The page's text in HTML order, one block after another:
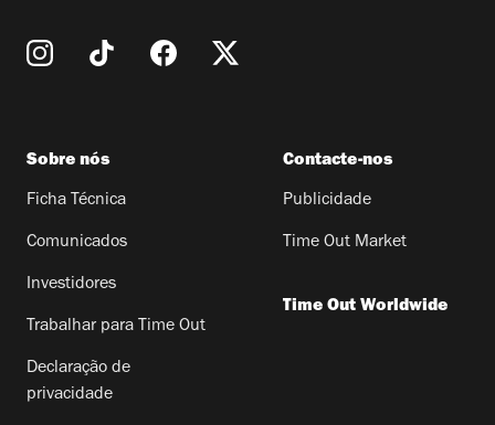
Sobre nós
Ficha Técnica
Comunicados
Investidores
Trabalhar para Time Out
Declaração de
privacidade
Contacte-nos
Publicidade
Time Out Market
Time Out Worldwide